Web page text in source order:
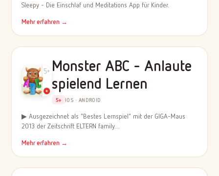
Sleepy - Die Einschlaf und Meditations App für Kinder.
Mehr erfahren →
Monster ABC - Anlaute
spielend Lernen
5+ IOS · ANDROID
▶ Ausgezeichnet als "Bestes Lernspiel" mit der GIGA-Maus
2013 der Zeitschrift ELTERN family…
Mehr erfahren →